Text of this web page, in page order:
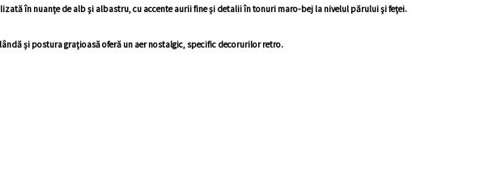
în nuanțe de alb și albastru, cu accente aurii fine și detalii în tonuri maro-bej la nivelul părului și feței.
și postura grațioasă oferă un aer nostalgic, specific decorurilor retro.